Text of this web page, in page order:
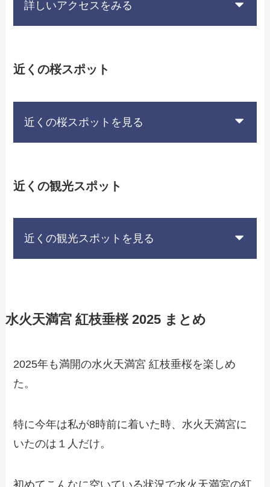
詳しいアクセスをみる
近くの桜スポット
近くの桜スポットを見る
近くの観光スポット
近くの観光スポットを見る
水火天満宮 紅枝垂桜 2025 まとめ
2025年も満開の水火天満宮 紅枝垂桜を楽しめ
た。
特に今年は私が8時前に着いた時、水火天満宮に
いたのは１人だけ。
初めてこんなに空いている状況で水火天満宮の紅